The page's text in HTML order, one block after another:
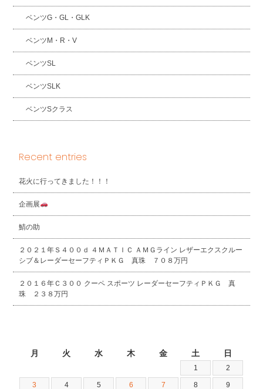
ベンツG・GL・GLK
ベンツM・R・V
ベンツSL
ベンツSLK
ベンツSクラス
Recent entries
花火に行ってきました！！！
企画展
鯖の助
２０２１年Ｓ４００ｄ ４ＭＡＴＩＣ ＡＭＧライン レザーエクスクルー
シブ＆レーダーセーフティＰＫＧ 真珠 ７０８万円
２０１６年Ｃ３００ クーペ スポーツ レーダーセーフティＰＫＧ 真
珠 ２３８万円
月 火 水 木 金 土 日
1 2
3 4 5 6 7 8 9